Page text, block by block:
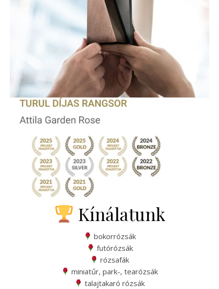
Kínálatunk
bokorrózsák
futórózsák
rózsafák
miniatűr, park-, tearózsák
talajtakaró rózsák